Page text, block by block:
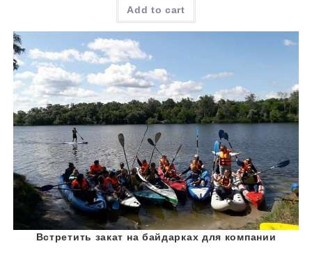
Add to cart
Встретить закат на байдарках для компании